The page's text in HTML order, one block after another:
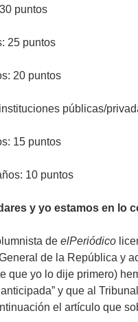
puntos
25 puntos
20 puntos
públicas/
15 puntos
10 puntos
y yo estamos en lo
de elPeriódico
de la República y
que yo lo dije primero)
anticipada” y que al
el artículo que